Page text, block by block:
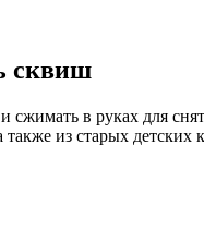
сквиш
в руках для
из старых